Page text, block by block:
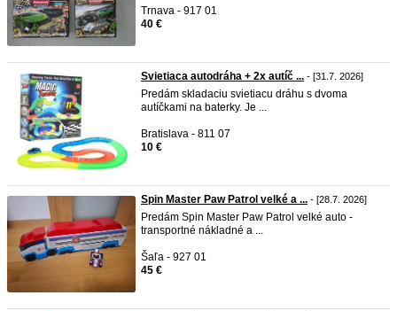
Trnava - 917 01
40 €
Svietiaca autodráha + 2x autíč ... - [31.7. 2026]
Predám skladaciu svietiacu dráhu s dvoma
autíčkami na baterky. Je ...
Bratislava - 811 07
10 €
Spin Master Paw Patrol velké a ... - [28.7. 2026]
Predám Spin Master Paw Patrol velké auto -
transportné nákladné a ...
Šaľa - 927 01
45 €